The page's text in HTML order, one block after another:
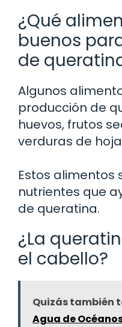
¿Qué
buenos
de
Algunos
producción de
huevos, frutos
verduras de
Estos alimentos
nutrientes que
de queratina.
¿La
el cabello?
Quizás también
Agua de